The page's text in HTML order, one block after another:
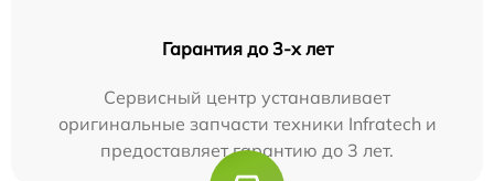
Гарантия до 3-х лет
Сервисный центр устанавливает
оригинальные запчасти техники Infratech и
предоставляет гарантию до 3 лет.